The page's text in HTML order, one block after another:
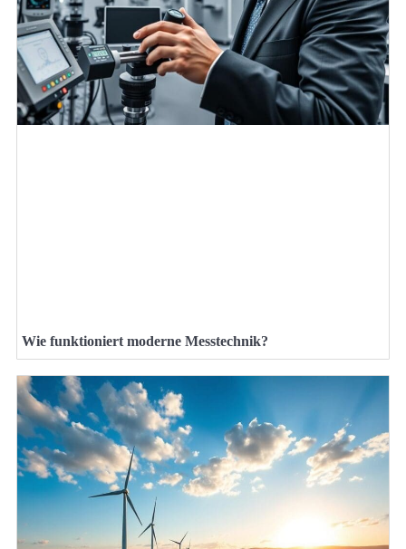
Wie funktioniert moderne Messtechnik?